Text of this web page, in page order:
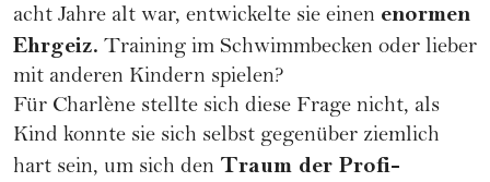
acht Jahre alt war, entwickelte sie einen enormen
Ehrgeiz. Training im Schwimmbecken oder lieber
mit anderen Kindern spielen?
Für Charlène stellte sich diese Frage nicht, als
Kind konnte sie sich selbst gegenüber ziemlich
hart sein, um sich den Traum der Profi-